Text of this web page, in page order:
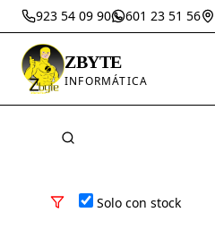
923 54 09 90 601 23 51 56
ZBYTE
INFORMÁTICA
Solo con stock